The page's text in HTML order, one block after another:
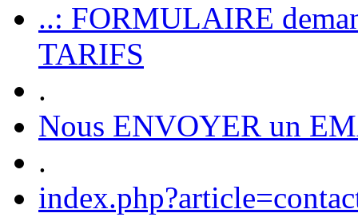
..: FORMULAIRE
TARIFS
.
Nous ENVOYER un
.